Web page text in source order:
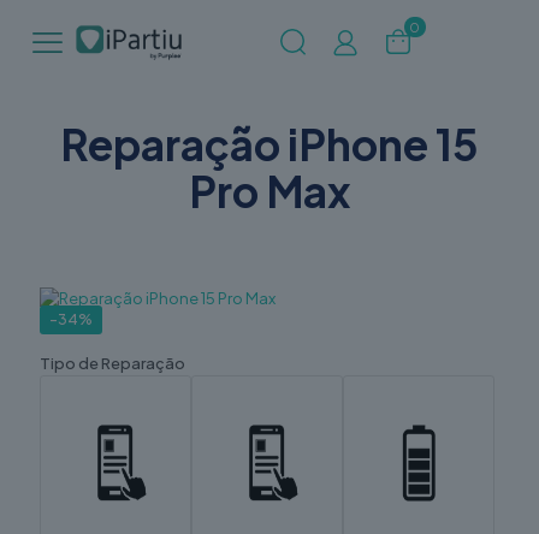
0
Reparação iPhone 15
Pro Max
-34%
Tipo de Reparação